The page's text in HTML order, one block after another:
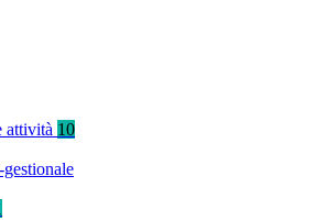
attività 10